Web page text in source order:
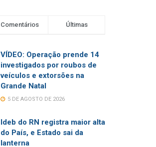
Comentários Últimas
VÍDEO: Operação prende 14
investigados por roubos de
veículos e extorsões na
Grande Natal
5 DE AGOSTO DE 2026
Ideb do RN registra maior alta
do País, e Estado sai da
lanterna